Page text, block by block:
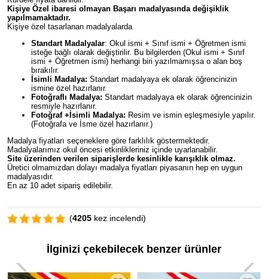
Kişiye Özel ibaresi olmayan Başarı madalyasında değişiklik
yapılmamaktadır.
Kişiye özel tasarlanan madalyalarda
Standart Madalyalar: Okul ismi + Sınıf ismi + Öğretmen ismi
isteğe bağlı olarak değiştirilir. Bu bilgilerden (Okul ismi + Sınıf
ismi + Öğretmen ismi) herhangi biri yazılmamışsa o alan boş
bırakılır.
İsimli Madalya: Standart madalyaya ek olarak öğrencinizin
ismine özel hazırlanır.
Fotoğraflı Madalya: Standart madalyaya ek olarak öğrencinizin
resmiyle hazırlanır.
Fotoğraf +İsimli Madalya: Resim ve ismin eşleşmesiyle yapılır.
(Fotoğrafa ve İsme özel hazırlanır.)
Madalya fiyatları seçeneklere göre farklılık göstermektedir.
Madalyalarımız okul öncesi etkinlikleriniz içinde uyarlanabilir.
Site üzerinden verilen siparişlerde kesinlikle karışıklık olmaz.
Üretici olmamızdan dolayı madalya fiyatları piyasanın hep en uygun
madalyasıdır.
En az 10 adet sipariş edilebilir.
(4205 kez incelendi)
İlginizi çekebilecek benzer ürünler